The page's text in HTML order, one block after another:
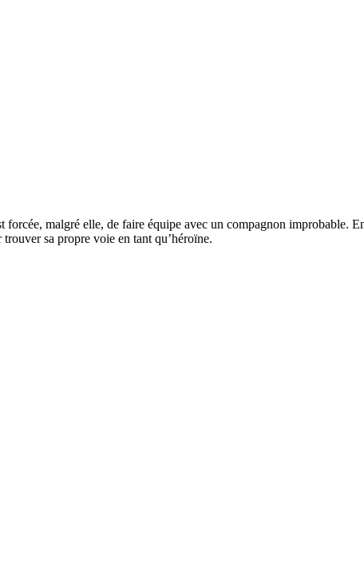
malgré elle, de faire équipe avec un compagnon improbable.
sa propre voie en tant qu’héroïne.